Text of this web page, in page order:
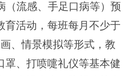
（流感、手足口病等）预
育活动，每班每月不少于
、情景模拟等形式，教
罩、打喷嚏礼仪等基本健